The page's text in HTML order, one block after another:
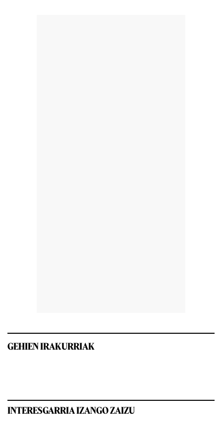
GEHIEN IRAKURRIAK
INTERESGARRIA IZANGO ZAIZU